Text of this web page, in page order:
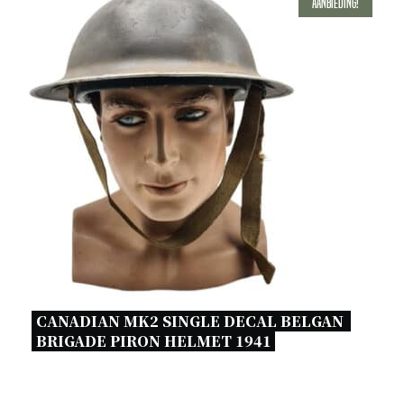
CANADIAN MK2 SINGLE DECAL BELGAN
BRIGADE PIRON HELMET 1941